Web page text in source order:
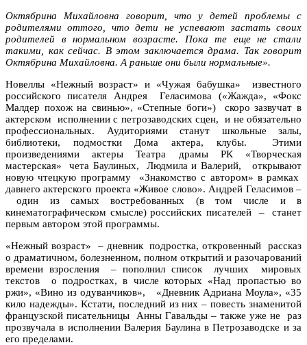
Октябрина Михайловна говорит, что у детей проблемы с
родителями оттого, что дети не успевают застать своих
родителей в нормальном возрасте. Пока те еще не стали
такими, как сейчас. В этом заключается драма. Так говорит
Октябрина Михайловна. А раньше они были нормальные».
Новеллы «Нежный возраст» и «Чужая бабушка» известного
российского писателя Андрея Геласимова («Жажда», «Фокс
Малдер похож на свинью», «Степные боги») скоро зазвучат в
актерском исполнении с петрозаводских сцен, и не обязательно
профессиональных. Аудиториями станут школьные залы,
библиотеки, подмостки Дома актера, клубы. Этими
произведениями актеры Театра драмы РК «Творческая
мастерская» чета Баулиных, Людмила и Валерий, открывают
новую чтецкую программу «Знакомство с автором» в рамках
давнего актерского проекта «Живое слово». Андрей Геласимов –
один из самых востребованных (в том числе и в
кинематографическом смысле) российских писателей –станет
первым автором этой программы.
«Нежный возраст» –дневник подростка, откровенный рассказ
о драматичном, болезненном, полном открытий и разочарований
времени взросления– пополнил список лучших мировых
текстов о подростках, в числе которых «Над пропастью во
ржи», «Вино из одуванчиков», «Дневник Адриана Моула», «35
кило надежды». Кстати, последний из них– повесть знаменитой
французской писательницы Анны Гавальды – также уже не раз
прозвучала в исполнении Валерия Баулина в Петрозаводске и за
его пределами.